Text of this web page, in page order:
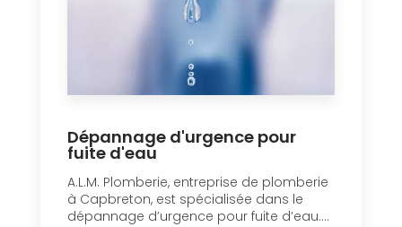
Dépannage d'urgence pour
fuite d'eau
A.L.M. Plomberie, entreprise de plomberie
à Capbreton, est spécialisée dans le
dépannage d’urgence pour fuite d’eau....